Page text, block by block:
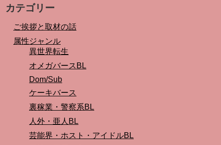
カテゴリー
ご挨拶と取材の話
属性ジャンル
異世界転生
オメガバースBL
Dom/Sub
ケーキバース
裏稼業・警察系BL
人外・亜人BL
芸能界・ホスト・アイドルBL